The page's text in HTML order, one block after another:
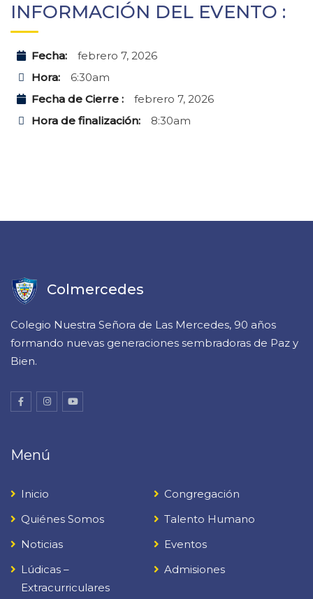
INFORMACIÓN DEL EVENTO :
Fecha:
febrero 7, 2026
Hora:
6:30am
Fecha de Cierre :
febrero 7, 2026
Hora de finalización:
8:30am
Colmercedes
Colegio Nuestra Señora de Las Mercedes, 90 años
formando nuevas generaciones sembradoras de Paz y
Bien.
Menú
Inicio
Congregación
Quiénes Somos
Talento Humano
Noticias
Eventos
Lúdicas –
Extracurriculares
Admisiones